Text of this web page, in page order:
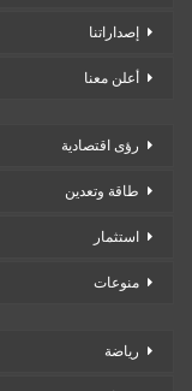
إصداراتنا
أعلن معنا
رؤى اقتصادية
طاقة وتعدين
استثمار
منوعات
رياضة